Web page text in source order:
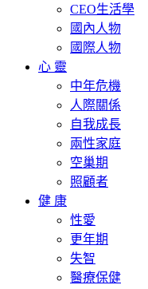
CEO生活學
國內人物
國際人物
心 靈
中年危機
人際關係
自我成長
兩性家庭
空巢期
照顧者
健 康
性愛
更年期
失智
醫療保健